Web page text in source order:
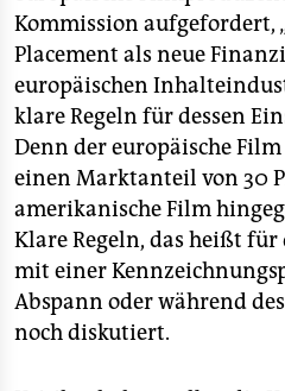
Kommission aufgefordert,
Placement als neue
europäischen
klare Regeln für dessen
Denn der europäische
einen Marktanteil von 30
amerikanische Film
Klare Regeln, das heißt
mit einer
Abspann oder während
noch diskutiert.